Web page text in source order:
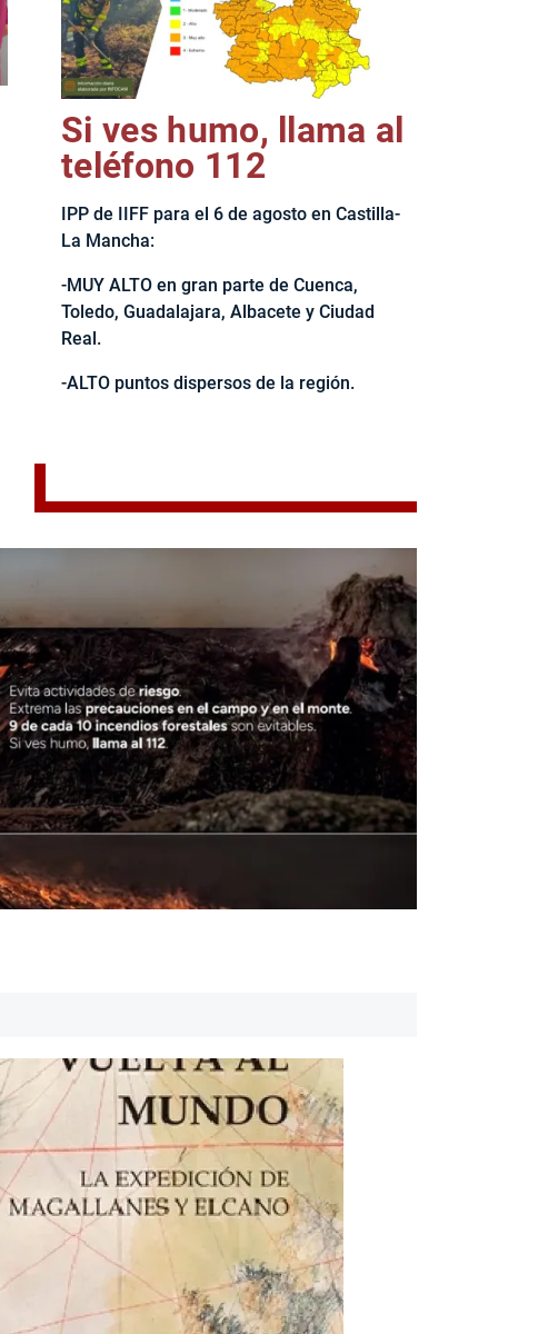
Si ves humo, llama al
teléfono 112
IPP de IIFF para el 6 de agosto en Castilla-
La Mancha:
-MUY ALTO en gran parte de Cuenca,
Toledo, Guadalajara, Albacete y Ciudad
Real.
-ALTO puntos dispersos de la región.